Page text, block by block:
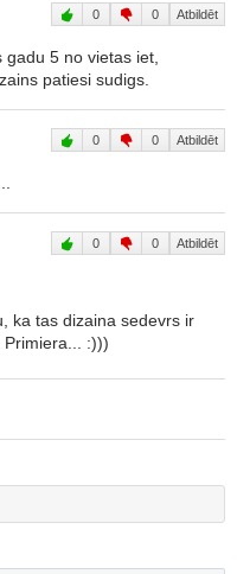
0 0 Atbildēt
5 no vietas iet,
ka gruti pamanit. Bet dizains patiesi sudigs.
0 0 Atbildēt
0 0 Atbildēt
ka tas dizaina sedevrs ir
Primiera... :)))